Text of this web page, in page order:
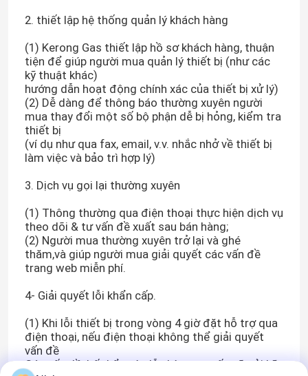
Máy tạo khí nitơ PSA
Máy tạo nitơ có độ tinh khiết cao
Máy tạo nitơ màng
Máy tạo oxy y tế PSA
Hệ thống thu hồi khí
Máy tạo oxy công nghiệp
Máy sấy khí công nghiệp
Đơn vị Cracker Amoniac
Máy Tạo Oxy VPSA
2. thiết lập hệ thống quản lý khách hàng
(1) Kerong Gas thiết lập hồ sơ khách hàng, thuận
tiện để giúp người mua quản lý thiết bị (như các
kỹ thuật khác)
hướng dẫn hoạt động chính xác của thiết bị xử lý)
(2) Dễ dàng để thông báo thường xuyên người
mua thay đổi một số bộ phận dễ bị hỏng, kiểm tra
thiết bị
(ví dụ như qua fax, email, v.v. nhắc nhở về thiết bị
làm việc và bảo trì hợp lý)
3. Dịch vụ gọi lại thường xuyên
(1) Thông thường qua điện thoại thực hiện dịch vụ
theo dõi & tư vấn đề xuất sau bán hàng;
(2) Người mua thường xuyên trở lại và ghé
thăm,và giúp người mua giải quyết các vấn đề
trang web miễn phí.
4- Giải quyết lỗi khẩn cấp.
(1) Khi lỗi thiết bị trong vòng 4 giờ đặt hỗ trợ qua
điện thoại, nếu điện thoại không thể giải quyết
vấn đề
Các vấn đề, bất kể ngày lễ nhà cung cấp sẽ gửi kỹ